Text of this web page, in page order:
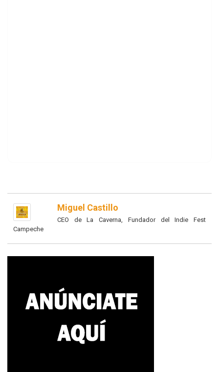
Miguel Castillo
CEO de La Caverna, Fundador del Indie Fest
Campeche